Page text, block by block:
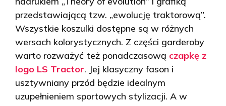
przedstawiającą tzw. „ewolucję traktorową”.
Wszystkie koszulki dostępne są w różnych
wersach kolorystycznych. Z części garderoby
warto rozważyć też ponadczasową czapkę z
logo LS Tractor. Jej klasyczny fason i
usztywniany przód będzie idealnym
uzupełnieniem sportowych stylizacji. A w